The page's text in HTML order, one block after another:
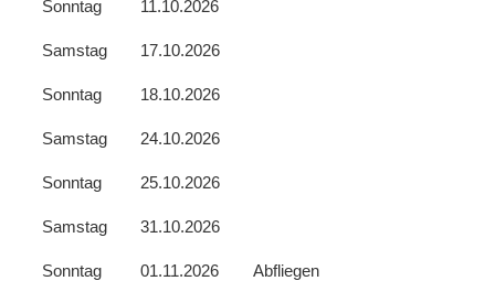
Sonntag 11.10.2026
Samstag 17.10.2026
Sonntag 18.10.2026
Samstag 24.10.2026
Sonntag 25.10.2026
Samstag 31.10.2026
Sonntag 01.11.2026 Abfliegen